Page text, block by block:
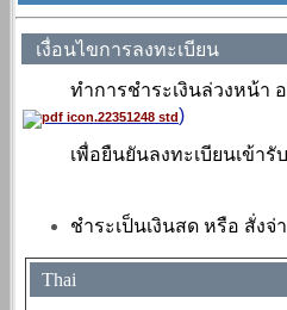
เงื่อนไขการลงทะเบียน
ทำการชำระเงินล่วงหน้า
)
เพื่อยืนยันลงทะเบียนเข้า
ชำระเป็นเงินสด หรือ สั่งจ่
Thai